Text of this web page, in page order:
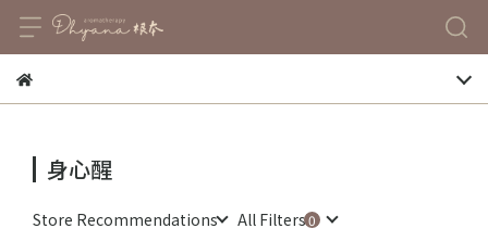
身心醒
Store Recommendations
All Filters